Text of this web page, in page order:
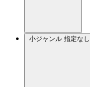
小ジャンル 指定なし